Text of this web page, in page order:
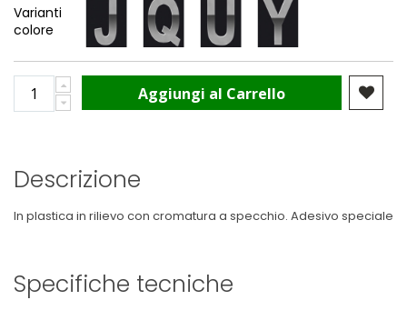
Varianti
colore
Aggiungi al Carrello
Descrizione
In plastica in rilievo con cromatura a specchio. Adesivo speciale
Specifiche tecniche